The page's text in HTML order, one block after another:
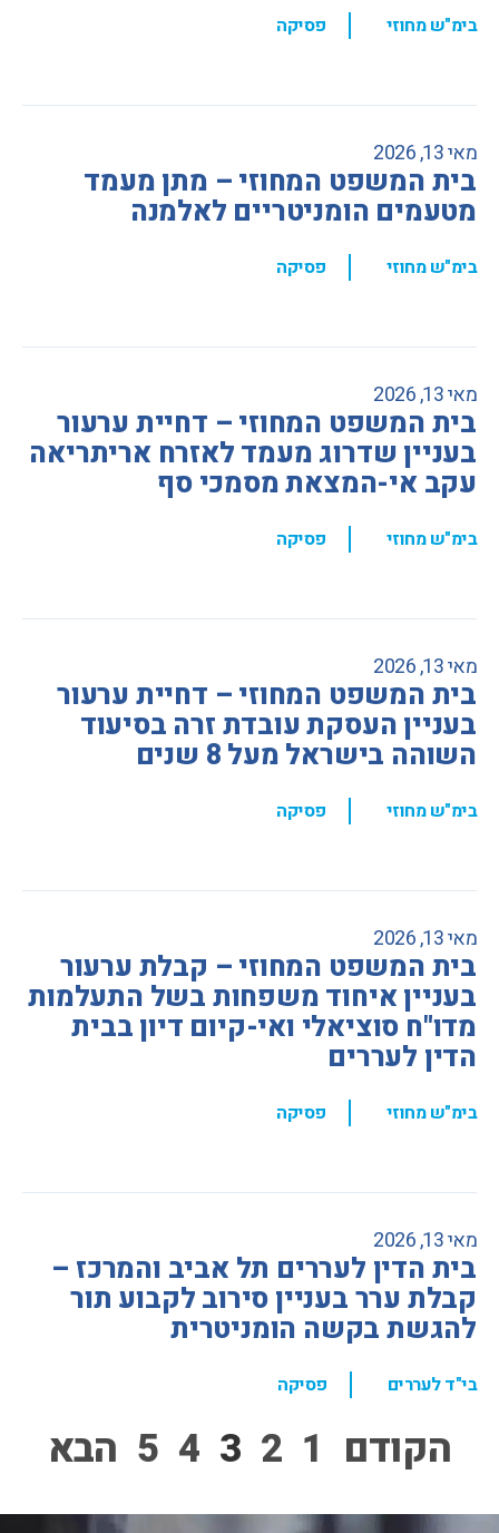
בימ"ש מחוזי , פסיקה
מאי 13, 2026
בית המשפט המחוזי – מתן מעמד
מטעמים הומניטריים לאלמנה
בימ"ש מחוזי , פסיקה
מאי 13, 2026
בית המשפט המחוזי – דחיית ערעור
בעניין שדרוג מעמד לאזרח אריתריאה
עקב אי-המצאת מסמכי סף
בימ"ש מחוזי , פסיקה
מאי 13, 2026
בית המשפט המחוזי – דחיית ערעור
בעניין העסקת עובדת זרה בסיעוד
השוהה בישראל מעל 8 שנים
בימ"ש מחוזי , פסיקה
מאי 13, 2026
בית המשפט המחוזי – קבלת ערעור
בעניין איחוד משפחות בשל התעלמות
מדו"ח סוציאלי ואי-קיום דיון בבית
הדין לעררים
בימ"ש מחוזי , פסיקה
מאי 13, 2026
בית הדין לעררים תל אביב והמרכז –
קבלת ערר בעניין סירוב לקבוע תור
להגשת בקשה הומניטרית
בי"ד לעררים , פסיקה
הקודם 1
2
3
4
5 הבא